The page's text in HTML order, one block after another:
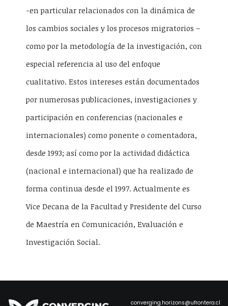
-en particular relacionados con la dinámica de
los cambios sociales y los procesos migratorios –
como por la metodología de la investigación, con
especial referencia al uso del enfoque
cualitativo. Estos intereses están documentados
por numerosas publicaciones, investigaciones y
participación en conferencias (nacionales e
internacionales) como ponente o comentadora,
desde 1993; así como por la actividad didáctica
(nacional e internacional) que ha realizado de
forma continua desde el 1997. Actualmente es
Vice Decana de la Facultad y Presidente del Curso
de Maestría en Comunicación, Evaluación e
Investigación Social.
converging.horizons@ufrontera.cl